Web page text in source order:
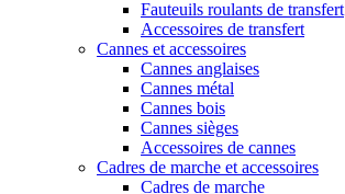
Fauteuils roulants de transfert
Accessoires de transfert
Cannes et accessoires
Cannes anglaises
Cannes métal
Cannes bois
Cannes sièges
Accessoires de cannes
Cadres de marche et accessoires
Cadres de marche